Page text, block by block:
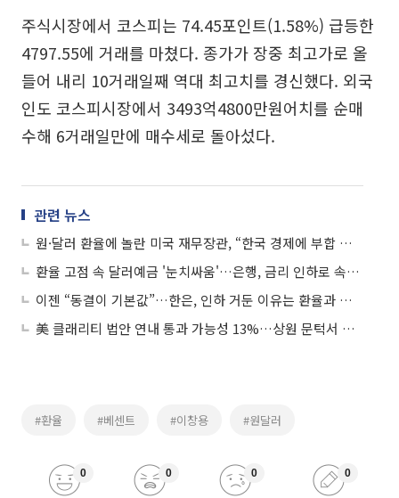
주식시장에서 코스피는 74.45포인트(1.58%) 급등한
4797.55에 거래를 마쳤다. 종가가 장중 최고가로 올
들어 내리 10거래일째 역대 최고치를 경신했다. 외국
인도 코스피시장에서 3493억4800만원어치를 순매
수해 6거래일만에 매수세로 돌아섰다.
관련 뉴스
원·달러 환율에 놀란 미국 재무장관, “한국 경제에 부합 안 해” 구두개입
환율 고점 속 달러예금 '눈치싸움'…은행, 금리 인하로 속도 조절
이젠 “동결이 기본값”…한은, 인하 거둔 이유는 환율과 금융안정
美 클래리티 법안 연내 통과 가능성 13%…상원 문턱서 제동
#환율 #베센트 #이창용 #원달러
0 0 0 0